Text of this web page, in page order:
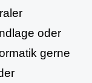
oder
gerne